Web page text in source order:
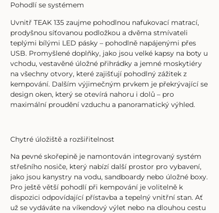
Pohodlí se systémem
Uvnitř TEAK 135 zaujme pohodlnou nafukovací matrací,
prodyšnou síťovanou podložkou a dvěma stmívateli
teplými bílými LED pásky – pohodlně napájenými přes
USB. Promyšlené doplňky, jako jsou velké kapsy na boty u
vchodu, vestavěné úložné přihrádky a jemné moskytiéry
na všechny otvory, které zajišťují pohodlný zážitek z
kempování. Dalším výjimečným prvkem je překrývající se
design oken, který se otevírá nahoru i dolů – pro
maximální proudění vzduchu a panoramatický výhled.
Chytré úložiště a rozšiřitelnost
Na pevné skořepině je namontován integrovaný systém
střešního nosiče, který nabízí další prostor pro vybavení,
jako jsou kanystry na vodu, sandboardy nebo úložné boxy.
Pro ještě větší pohodlí při kempování je volitelně k
dispozici odpovídající přístavba a tepelný vnitřní stan. Ať
už se vydáváte na víkendový výlet nebo na dlouhou cestu